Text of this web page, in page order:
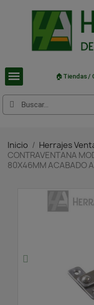
🏠Tiendas /
Inicio Herrajes
CONTRAVENTANA
80X46MM ACABADO